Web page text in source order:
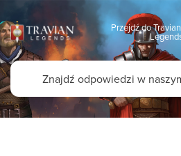
Przejdź do